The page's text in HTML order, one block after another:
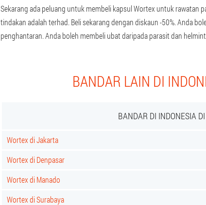
Sekarang ada peluang untuk membeli kapsul Wortex untuk rawatan
tindakan adalah terhad. Beli sekarang dengan diskaun -50%. Anda
penghantaran. Anda boleh membeli ubat daripada parasit dan
BANDAR LAIN DI
BANDAR DI INDONESIA
Wortex di Jakarta
Wortex di Denpasar
Wortex di Manado
Wortex di Surabaya